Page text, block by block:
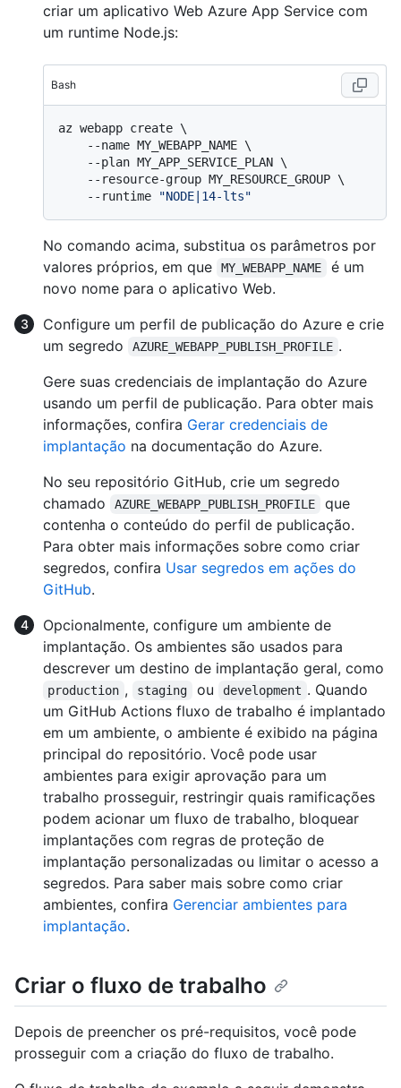
criar um aplicativo Web Azure App Service com
um runtime Node.js:
Bash
az webapp create \
    --runtime
"NODE|14-lts"
No comando acima, substitua os parâmetros por
valores próprios, em que
MY_WEBAPP_NAME
é um
novo nome para o aplicativo Web.
Configure um perfil de publicação do Azure e crie
um segredo
AZURE_WEBAPP_PUBLISH_PROFILE .
Gere suas credenciais de implantação do Azure
usando um perfil de publicação. Para obter mais
informações, confira Gerar credenciais de
implantação na documentação do Azure.
No seu repositório GitHub, crie um segredo
chamado
AZURE_WEBAPP_PUBLISH_PROFILE
que
contenha o conteúdo do perfil de publicação.
Para obter mais informações sobre como criar
segredos, confira Usar segredos em ações do
GitHub.
Opcionalmente, configure um ambiente de
implantação. Os ambientes são usados para
descrever um destino de implantação geral, como
production , staging ou development . Quando
um GitHub Actions fluxo de trabalho é implantado
em um ambiente, o ambiente é exibido na página
principal do repositório. Você pode usar
ambientes para exigir aprovação para um
trabalho prosseguir, restringir quais ramificações
podem acionar um fluxo de trabalho, bloquear
implantações com regras de proteção de
implantação personalizadas ou limitar o acesso a
segredos. Para saber mais sobre como criar
ambientes, confira Gerenciar ambientes para
implantação.
Criar o fluxo de trabalho
Depois de preencher os pré-requisitos, você pode
prosseguir com a criação do fluxo de trabalho.